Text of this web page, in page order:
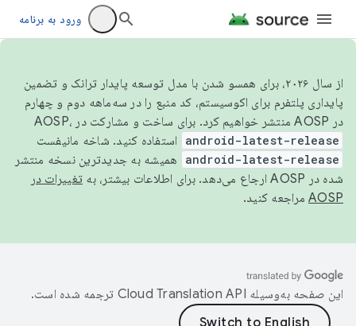
ورود به برنامه
از سال ۲۰۲۶، برای همسو شدن با مدل توسعه پایدار ترانک و تضمین
پایداری پلتفرم برای اکوسیستم، کد منبع را در سه‌ماهه دوم و چهارم
در AOSP منتشر خواهیم کرد. برای ساخت و مشارکت در AOSP،
android-latest-release استفاده کنید. شاخه مانیفست
android-latest-release
همیشه به جدیدترین نسخه منتشر
شده در AOSP ارجاع می‌دهد. برای اطلاعات بیشتر، به
تغییرات در
AOSP مراجعه کنید.
این صفحه به‌وسیله ترجمه شده است.